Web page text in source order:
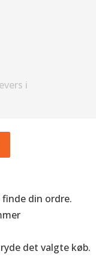
i
din ordre.
det valgte køb.